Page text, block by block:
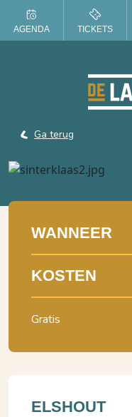
ZOMER IN DE LANGSTRAAT
Ga terug
WANNEER
KOSTEN
Gratis
ELSHOUT
AGENDA TICKETS